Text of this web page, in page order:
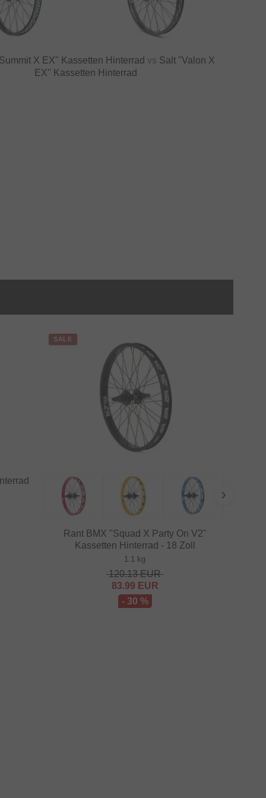
X EX" Kassetten Hinterrad vs Salt "Valon X
EX" Kassetten Hinterrad
SALE
Rant BMX "Squad X Party On V2"
Kassetten Hinterrad - 18 Zoll
1.1 kg
120.13EUR
83.99 EUR
- 30 %